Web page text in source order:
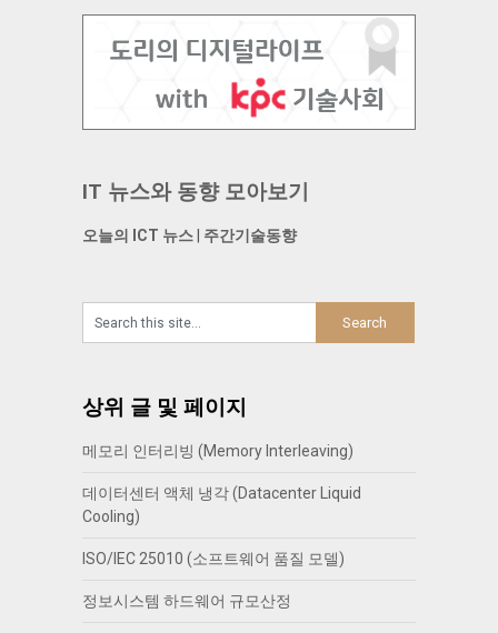
IT 뉴스와 동향 모아보기
오늘의 ICT 뉴스| 주간기술동향
상위 글 및 페이지
메모리 인터리빙 (Memory Interleaving)
데이터센터 액체 냉각 (Datacenter Liquid
Cooling)
ISO/IEC 25010 (소프트웨어 품질 모델)
정보시스템 하드웨어 규모산정